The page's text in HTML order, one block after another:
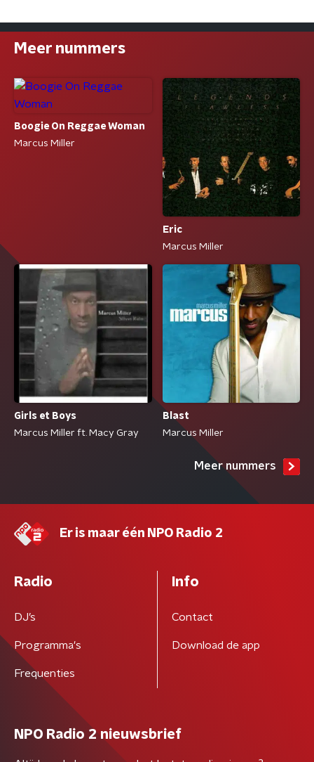
Meer nummers
Boogie On Reggae Woman
Marcus Miller
Eric
Marcus Miller
Girls et Boys
Marcus Miller ft. Macy Gray
Blast
Marcus Miller
Meer nummers
Er is maar één NPO Radio 2
Radio
DJ’s
Programma's
Frequenties
Info
Contact
Download de app
NPO Radio 2 nieuwsbrief